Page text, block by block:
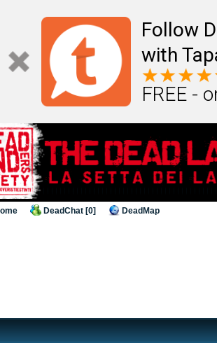
Follow
with
FREE -
DeadChat [0] DeadMap